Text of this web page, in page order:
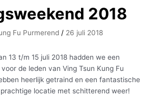
2018
Fu Purmerend / 26 juli 2018
13 t/m 15 juli 2018 hadden we een
de leden van Ving Tsun Kung Fu
heerlijk getraind en een fantastische
locatie met schitterend weer!